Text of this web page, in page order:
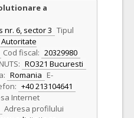
a
nr. 6, sector 3 Tipul
Autoritate
Cod fiscal: 20329980
RO321 Bucuresti
Romania E-
+40 213104641
Internet
Adresa profilului